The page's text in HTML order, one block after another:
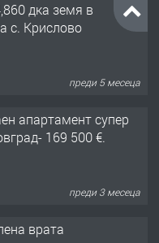
дка земя в
с. Крислово
преди 5 месеца
апартамент супер
169 500 €.
преди 3 месеца
врата